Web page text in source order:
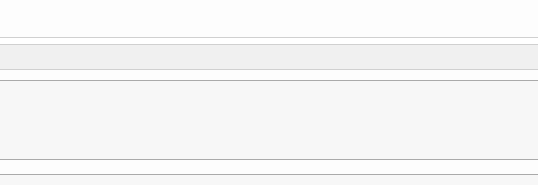
recipe for target 'vmmon.ko' failed
directory '/tmp/vmware-config2/vmmon-only'
the vmmon module.
on how to troubleshoot module-related problems, please
go/unsup-linux-tools".